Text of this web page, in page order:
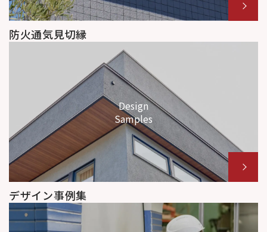
防火通気見切縁
Design
Samples
デザイン事例集